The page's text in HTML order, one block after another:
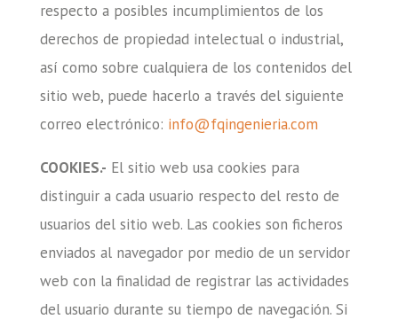
respecto a posibles incumplimientos de los
derechos de propiedad intelectual o industrial,
así como sobre cualquiera de los contenidos del
sitio web, puede hacerlo a través del siguiente
correo electrónico: info@fqingenieria.com
COOKIES.- El sitio web usa cookies para
distinguir a cada usuario respecto del resto de
usuarios del sitio web. Las cookies son ficheros
enviados al navegador por medio de un servidor
web con la finalidad de registrar las actividades
del usuario durante su tiempo de navegación. Si